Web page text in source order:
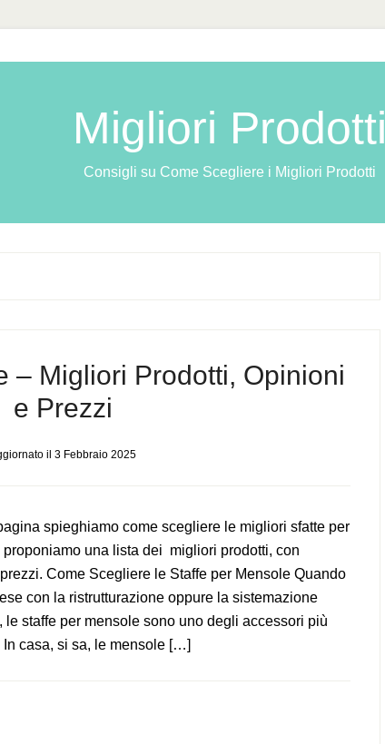
Migliori Prodotti
Consigli su Come Scegliere i Migliori Prodotti
– Migliori Prodotti, Opinioni
e Prezzi
il 3 Febbraio 2025
spieghiamo come scegliere le migliori sfatte per
proponiamo una lista dei migliori prodotti, con
Come Scegliere le Staffe per Mensole Quando
con la ristrutturazione oppure la sistemazione
le staffe per mensole sono uno degli accessori più
In casa, si sa, le mensole […]